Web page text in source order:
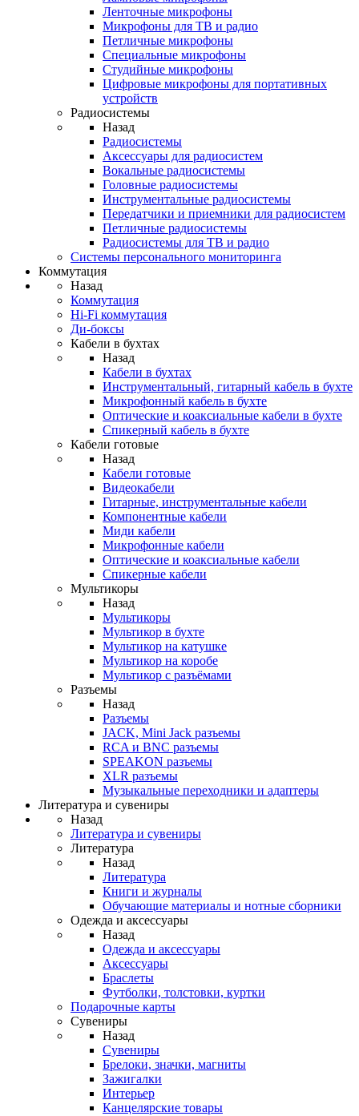
Ленточные микрофоны
Микрофоны для ТВ и радио
Петличные микрофоны
Специальные микрофоны
Студийные микрофоны
Цифровые микрофоны для портативных
устройств
Радиосистемы
Назад
Радиосистемы
Аксессуары для радиосистем
Вокальные радиосистемы
Головные радиосистемы
Инструментальные радиосистемы
Передатчики и приемники для радиосистем
Петличные радиосистемы
Радиосистемы для ТВ и радио
Системы персонального мониторинга
Коммутация
Назад
Коммутация
Hi-Fi коммутация
Ди-боксы
Кабели в бухтах
Назад
Кабели в бухтах
Инструментальный, гитарный кабель в бухте
Микрофонный кабель в бухте
Оптические и коаксиальные кабели в бухте
Спикерный кабель в бухте
Кабели готовые
Назад
Кабели готовые
Видеокабели
Гитарные, инструментальные кабели
Компонентные кабели
Миди кабели
Микрофонные кабели
Оптические и коаксиальные кабели
Спикерные кабели
Мультикоры
Назад
Мультикоры
Мультикор в бухте
Мультикор на катушке
Мультикор на коробе
Мультикор с разъёмами
Разъемы
Назад
Разъемы
JACK, Mini Jack разъемы
RCA и BNC разъемы
SPEAKON разъемы
XLR разъемы
Музыкальные переходники и адаптеры
Литература и сувениры
Назад
Литература и сувениры
Литература
Назад
Литература
Книги и журналы
Обучающие материалы и нотные сборники
Одежда и аксессуары
Назад
Одежда и аксессуары
Аксессуары
Браслеты
Футболки, толстовки, куртки
Подарочные карты
Сувениры
Назад
Сувениры
Брелоки, значки, магниты
Зажигалки
Интерьер
Канцелярские товары